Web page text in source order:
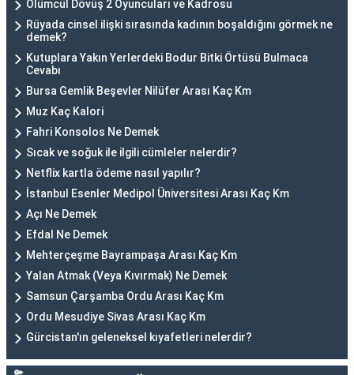
Ölümcül Dövüş 2 Oyuncuları ve Kadrosu
Rüyada cinsel ilişki sırasında kadının boşaldığını görmek ne
demek?
Kutuplara Yakın Yerlerdeki Bodur Bitki Örtüsü Bulmaca
Cevabı
Bursa Gemlik Beşevler Nilüfer Arası Kaç Km
Muz Kaç Kalori
Fahri Konsolos Ne Demek
Sıcak ve soğuk ile ilgili cümleler nelerdir?
Netflix kartla ödeme nasıl yapılır?
İstanbul Esenler Medipol Üniversitesi Arası Kaç Km
Açı Ne Demek
Efdal Ne Demek
Mehterçeşme Bayrampaşa Arası Kaç Km
Yalan Atmak (Veya Kıvırmak) Ne Demek
Samsun Çarşamba Ordu Arası Kaç Km
Ordu Mesudiye Sivas Arası Kaç Km
Gürcistan'ın geleneksel kıyafetleri nelerdir?